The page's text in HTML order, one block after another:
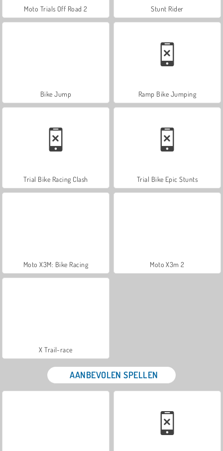
Moto Trials Off Road 2 Stunt Rider
Bike Jump Ramp Bike Jumping
Trial Bike Racing Clash Trial Bike Epic Stunts
Moto X3M: Bike Racing Moto X3m 2
X Trail-race
AANBEVOLEN SPELLEN